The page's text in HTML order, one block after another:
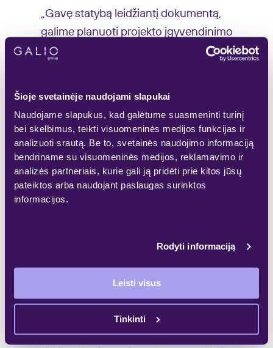
Šioje svetainėje naudojami slapukai
Naudojame slapukus, kad galėtume suasmeninti turinį
bei skelbimus, teikti visuomeninės medijos funkcijas ir
analizuoti srautą. Be to, svetainės naudojimo informaciją
bendriname su visuomeninės medijos, reklamavimo ir
analizės partneriais, kurie gali ją pridėti prie kitos jūsų
pateiktos arba naudojant paslaugas surinktos
informacijos.
Rodyti informaciją
Leisti visus
Tinkinti
„Gavę statybą leidžiantį dokumentą,
galime planuoti projekto įgyvendinimo
darbus, tačiau butų rezervaciją šiame
kai žinosime investicijų apimtis bei darbų
pradžią ir įgyvendinimo terminus“, – sako
Aisvidas Sriebalius, „Galio Group“
vadovas.
Projekte „reVingis“ šiemet lapkritį „Galio
komplekse rinkai pasiūlyti 146nauji butai
Vilniuje, kurie beveik visi parduoti. Pirmojo
etapo statybas įgyvendina bendrovė
Panevėžio statybos trestas (PST), su kuria
sutartį „Galio Group“ pasirašė dar vasarą.